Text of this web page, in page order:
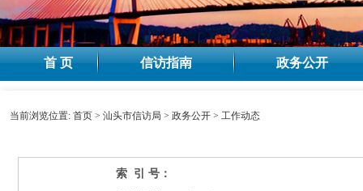
首 页 信访指南 政务公开
当前浏览位置: 首页 > 汕头市信访局 > 政务公开 > 工作动态
索 引 号：